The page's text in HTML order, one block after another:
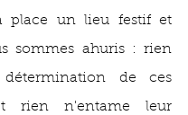
place un lieu festif et
sommes ahuris : rien
de ces
rien n'entame leur